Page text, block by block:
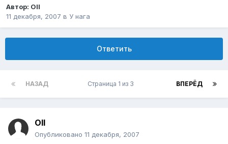
Автор: Oll
11 декабря, 2007 в У нага
Ответить
НАЗАД ВПЕРЁД
Страница 1 из 3
Oll
Опубликовано 11 декабря, 2007